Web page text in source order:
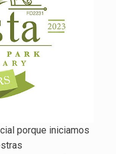
porque iniciamos